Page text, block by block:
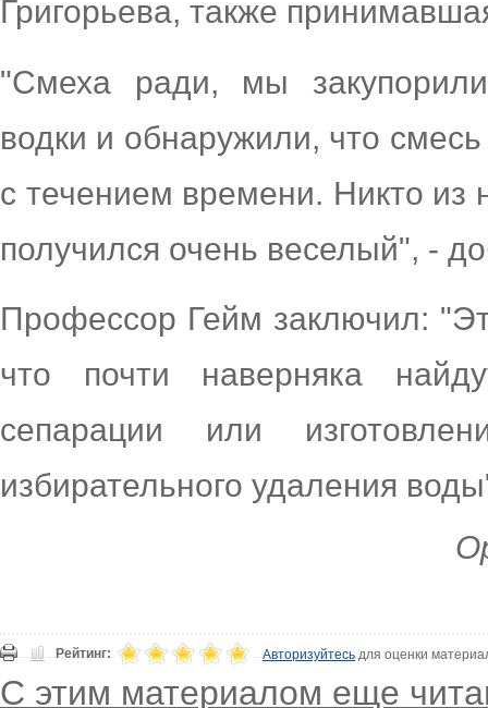
Григорьева, также
"Смеха ради, мы
водки и обнаружили, что
с течением времени. Никто из
получился очень веселый", -
Профессор Гейм заключил:
что почти наверняка
сепарации или
избирательного удаления
Рейтинг: Авторизуйтесьдля оценки
С этим материалом еще